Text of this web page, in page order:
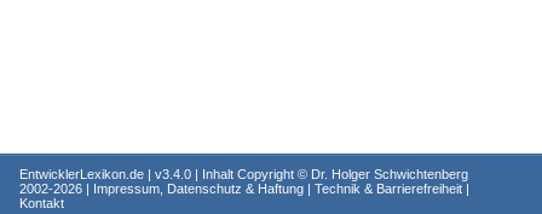
EntwicklerLexikon.de | v3.4.0 | Inhalt Copyright © Dr. Holger Schwichtenberg
2002-2026 | Impressum, Datenschutz & Haftung | Technik & Barrierefreiheit |
Kontakt